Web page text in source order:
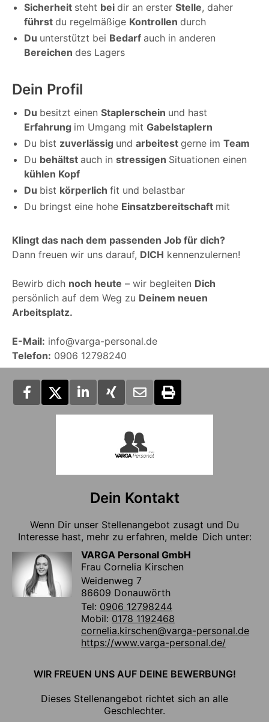
Sicherheit steht bei dir an erster Stelle, daher
führst du regelmäßige Kontrollen durch
Du unterstützt bei Bedarf auch in anderen
Bereichen des Lagers
Dein Profil
Du besitzt einen Staplerschein und hast
Erfahrung im Umgang mit Gabelstaplern
Du bist zuverlässig und arbeitest gerne im Team
Du behältst auch in stressigen Situationen einen
kühlen Kopf
Du bist körperlich fit und belastbar
Du bringst eine hohe Einsatzbereitschaft mit
Klingt das nach dem passenden Job für dich?
Dann freuen wir uns darauf, DICH kennenzulernen!
Bewirb dich noch heute – wir begleiten Dich
persönlich auf dem Weg zu Deinem neuen
Arbeitsplatz.
E-Mail: info@varga-personal.de
Telefon: 0906 12798240
Dein Kontakt
Wenn Dir unser Stellenangebot zusagt und Du
Interesse hast, mehr zu erfahren, melde Dich unter:
VARGA Personal GmbH
Frau Cornelia Kirschen
Weidenweg 7
86609 Donauwörth
Tel: 0906 12798244
Mobil: 0178 1192468
cornelia.kirschen@varga-personal.de
https://www.varga-personal.de/
WIR FREUEN UNS AUF DEINE BEWERBUNG!
Dieses Stellenangebot richtet sich an alle
Geschlechter.